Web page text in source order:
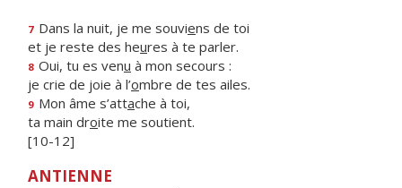
7 Dans la nuit, je me souviens de toi
et je reste des heures à te parler.
8 Oui, tu es venu à mon secours :
je crie de joie à l’ombre de tes ailes.
9 Mon âme s’attache à toi,
ta main droite me soutient.
[10-12]
ANTIENNE